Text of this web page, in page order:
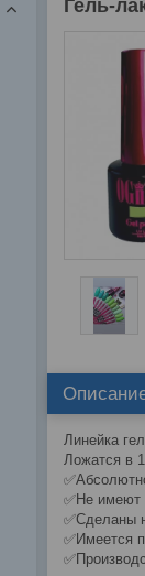
Гель-
Линейка
Ложатся в
✅Не имеют
✅Сделаны
✅Имеется